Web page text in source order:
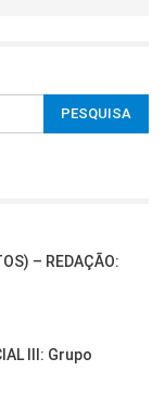
– REDAÇÃO:
III: Grupo